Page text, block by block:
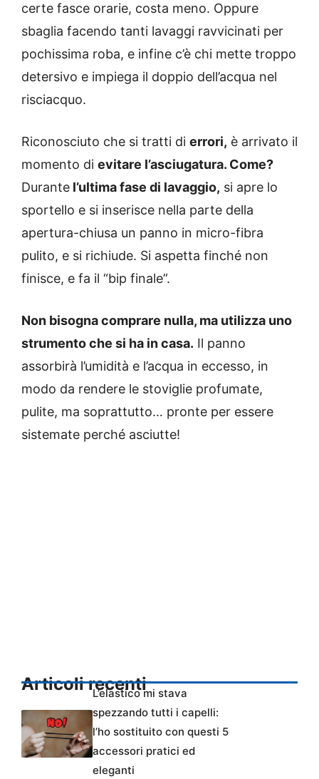
certe fasce orarie, costa meno. Oppure
sbaglia facendo tanti lavaggi ravvicinati per
pochissima roba, e infine c’è chi mette troppo
detersivo e impiega il doppio dell’acqua nel
risciacquo.
Riconosciuto che si tratti di errori, è arrivato il
momento di evitare l’asciugatura. Come?
Durante l’ultima fase di lavaggio, si apre lo
sportello e si inserisce nella parte della
apertura-chiusa un panno in micro-fibra
pulito, e si richiude. Si aspetta finché non
finisce, e fa il “bip finale”.
Non bisogna comprare nulla, ma utilizza uno
strumento che si ha in casa. Il panno
assorbirà l’umidità e l’acqua in eccesso, in
modo da rendere le stoviglie profumate,
pulite, ma soprattutto… pronte per essere
sistemate perché asciutte!
Articoli recenti
L’elastico mi stava
spezzando tutti i capelli:
l’ho sostituito con questi 5
accessori pratici ed
eleganti